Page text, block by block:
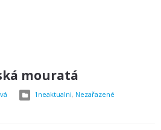
mouratá
1neaktualni, Nezařazené